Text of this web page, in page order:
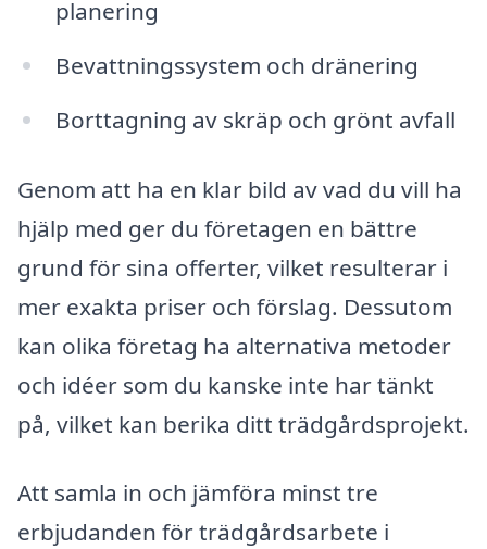
planering
Bevattningssystem och dränering
Borttagning av skräp och grönt avfall
Genom att ha en klar bild av vad du vill ha
hjälp med ger du företagen en bättre
grund för sina offerter, vilket resulterar i
mer exakta priser och förslag. Dessutom
kan olika företag ha alternativa metoder
och idéer som du kanske inte har tänkt
på, vilket kan berika ditt trädgårdsprojekt.
Att samla in och jämföra minst tre
erbjudanden för trädgårdsarbete i